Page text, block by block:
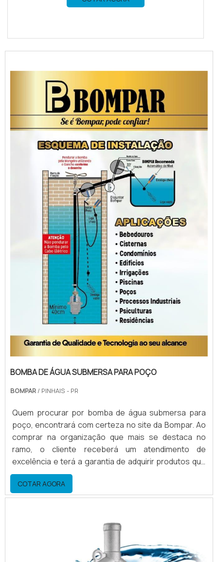
BOMBA DE ÁGUA SUBMERSA PARA POÇO
BOMPAR / PINHAIS - PR
Quem procurar por bomba de água submersa para
poço, encontrará com certeza no site da Bompar. Ao
comprar na organização que mais se destaca no
ramo, o cliente receberá um atendimento de
excelência e terá a garantia de adquirir produtos que
solucionem qualquer demanda.Quando o desejo é por
bomba de água submersa para poço, com a Bompar o
cliente encontrará proteção e as melhores soluções
COTAR AGORA